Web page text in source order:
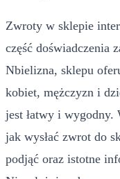
Zwroty w sklepie
część doświadczenia
Nbielizna, sklepu
kobiet, mężczyzn i
jest łatwy i
jak wysłać zwrot do
podjąć oraz istotne